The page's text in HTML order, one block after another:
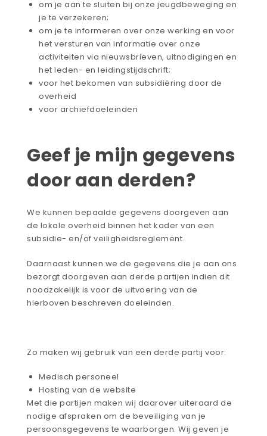
om je aan te sluiten bij onze jeugdbeweging en
je te verzekeren;
om je te informeren over onze werking en voor
het versturen van informatie over onze
activiteiten via nieuwsbrieven, uitnodigingen en
het leden- en leidingstijdschrift;
voor het bekomen van subsidiëring door de
overheid
voor archiefdoeleinden
Geef je mijn gegevens
door aan derden?
We kunnen bepaalde gegevens doorgeven aan
de lokale overheid binnen het kader van een
subsidie- en/of veiligheidsreglement.
Daarnaast kunnen we de gegevens die je aan ons
bezorgt doorgeven aan derde partijen indien dit
noodzakelijk is voor de uitvoering van de
hierboven beschreven doeleinden.
Zo maken wij gebruik van een derde partij voor:
Medisch personeel
Hosting van de website
Met die partijen maken wij daarover uiteraard de
nodige afspraken om de beveiliging van je
persoonsgegevens te waarborgen. Wij geven je